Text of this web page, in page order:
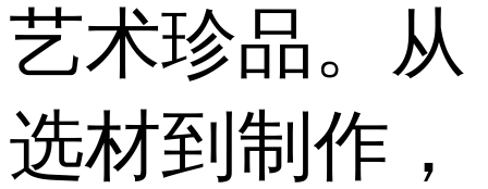
艺术珍品。从
选材到制作，